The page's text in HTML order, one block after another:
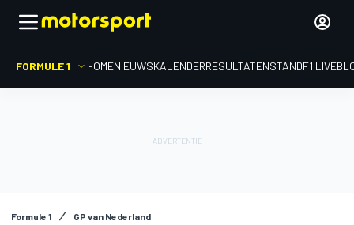
FORMULE 1 HOMENIEUWSKALENDERRESULTATENSTANDF1
Formule 1 GP van Nederland